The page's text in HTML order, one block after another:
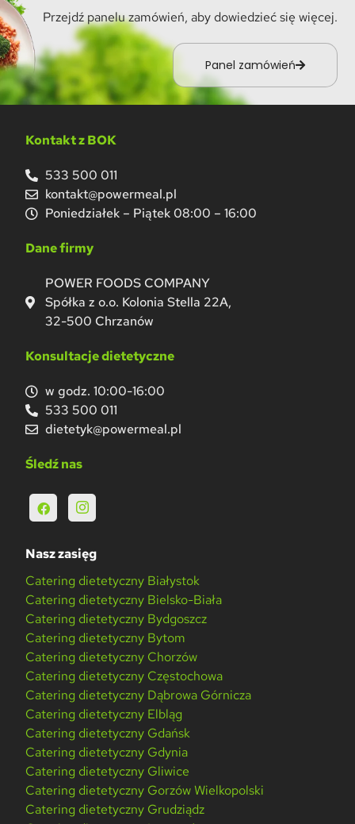
Przejdź panelu zamówień, aby dowiedzieć się więcej.
Panel zamówień
Kontakt z BOK
533 500 011
kontakt@powermeal.pl
Poniedziałek – Piątek 08:00 – 16:00
Dane firmy
POWER FOODS COMPANY
Spółka z o.o. Kolonia Stella 22A,
32-500 Chrzanów
Konsultacje dietetyczne
w godz. 10:00-16:00
533 500 011
dietetyk@powermeal.pl
Śledź nas
Nasz zasięg
Catering dietetyczny Białystok
Catering dietetyczny Bielsko-Biała
Catering dietetyczny Bydgoszcz
Catering dietetyczny Bytom
Catering dietetyczny Chorzów
Catering dietetyczny Częstochowa
Catering dietetyczny Dąbrowa Górnicza
Catering dietetyczny Elbląg
Catering dietetyczny Gdańsk
Catering dietetyczny Gdynia
Catering dietetyczny Gliwice
Catering dietetyczny Gorzów Wielkopolski
Catering dietetyczny Grudziądz